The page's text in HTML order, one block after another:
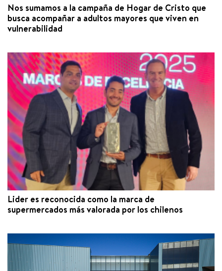
Nos sumamos a la campaña de Hogar de Cristo que
busca acompañar a adultos mayores que viven en
vulnerabilidad
Lider es reconocida como la marca de
supermercados más valorada por los chilenos